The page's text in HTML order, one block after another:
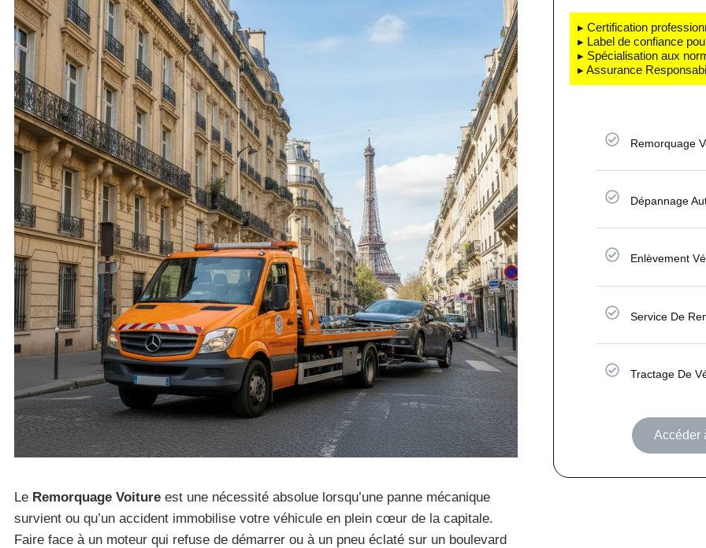
Le Remorquage Voiture est une nécessité absolue lorsqu’une panne mécanique
survient ou qu’un accident immobilise votre véhicule en plein cœur de la capitale.
Faire face à un moteur qui refuse de démarrer ou à un pneu éclaté sur un boulevard
▸ Certification
▸ Label de confiance
▸ Spécialisation aux
▸ Assurance
Remorquage
Dépannage
Enlèvement
Service De
Tractage De
Accéder